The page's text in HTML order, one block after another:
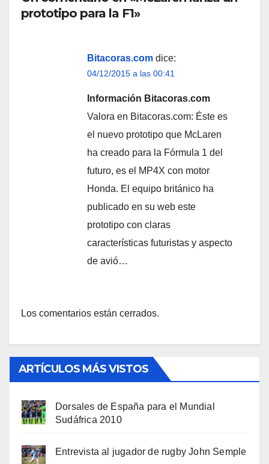
prototipo para la F1»
Bitacoras.com dice:
04/12/2015 a las 00:41
Información Bitacoras.com
Valora en Bitacoras.com: Éste es
el nuevo prototipo que McLaren
ha creado para la Fórmula 1 del
futuro, es el MP4X con motor
Honda. El equipo británico ha
publicado en su web este
prototipo con claras
características futuristas y aspecto
de avió…
Los comentarios están cerrados.
ARTÍCULOS MÁS VISTOS
Dorsales de España para el Mundial
Sudáfrica 2010
Entrevista al jugador de rugby John Semple